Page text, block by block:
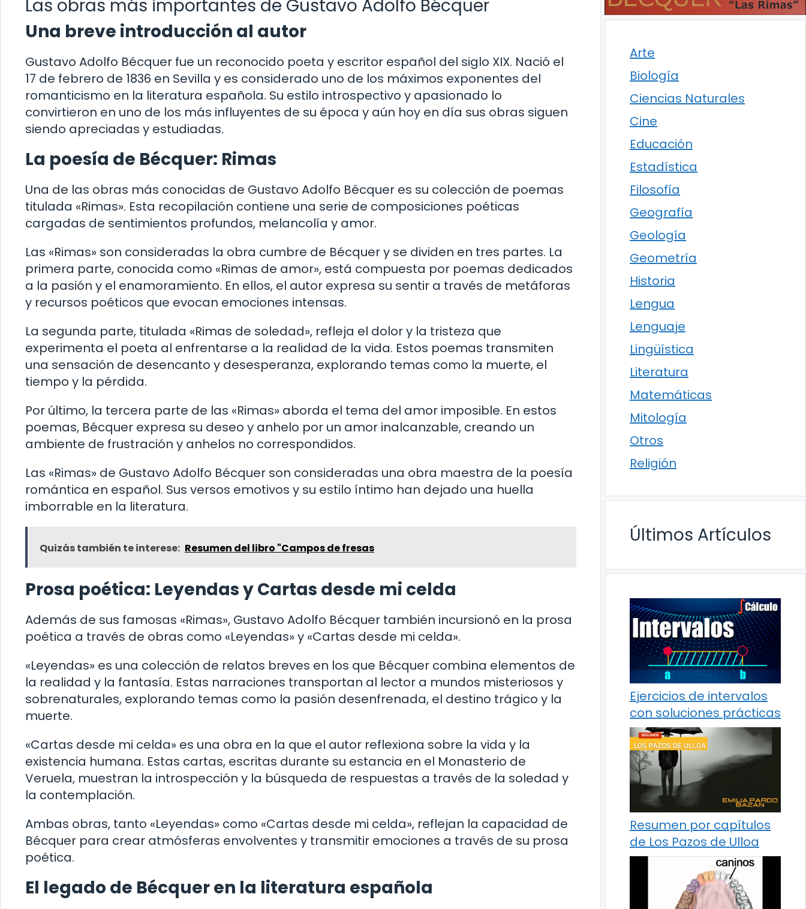
Las obras más importantes de Gustavo Adolfo Bécquer
Una breve introducción al autor
Gustavo Adolfo Bécquer fue un reconocido poeta y escritor español del siglo XIX. Nació el
17 de febrero de 1836 en Sevilla y es considerado uno de los máximos exponentes del
romanticismo en la literatura española. Su estilo introspectivo y apasionado lo
convirtieron en uno de los más influyentes de su época y aún hoy en día sus obras siguen
siendo apreciadas y estudiadas.
La poesía de Bécquer: Rimas
Una de las obras más conocidas de Gustavo Adolfo Bécquer es su colección de poemas
titulada «Rimas». Esta recopilación contiene una serie de composiciones poéticas
cargadas de sentimientos profundos, melancolía y amor.
Las «Rimas» son consideradas la obra cumbre de Bécquer y se dividen en tres partes. La
primera parte, conocida como «Rimas de amor», está compuesta por poemas dedicados
a la pasión y el enamoramiento. En ellos, el autor expresa su sentir a través de metáforas
y recursos poéticos que evocan emociones intensas.
La segunda parte, titulada «Rimas de soledad», refleja el dolor y la tristeza que
experimenta el poeta al enfrentarse a la realidad de la vida. Estos poemas transmiten
una sensación de desencanto y desesperanza, explorando temas como la muerte, el
tiempo y la pérdida.
Por último, la tercera parte de las «Rimas» aborda el tema del amor imposible. En estos
poemas, Bécquer expresa su deseo y anhelo por un amor inalcanzable, creando un
ambiente de frustración y anhelos no correspondidos.
Las «Rimas» de Gustavo Adolfo Bécquer son consideradas una obra maestra de la poesía
romántica en español. Sus versos emotivos y su estilo íntimo han dejado una huella
imborrable en la literatura.
Quizás también te interese: Resumen del libro "Campos de fresas
Prosa poética: Leyendas y Cartas desde mi celda
Además de sus famosas «Rimas», Gustavo Adolfo Bécquer también incursionó en la prosa
poética a través de obras como «Leyendas» y «Cartas desde mi celda».
«Leyendas» es una colección de relatos breves en los que Bécquer combina elementos de
la realidad y la fantasía. Estas narraciones transportan al lector a mundos misteriosos y
sobrenaturales, explorando temas como la pasión desenfrenada, el destino trágico y la
muerte.
«Cartas desde mi celda» es una obra en la que el autor reflexiona sobre la vida y la
existencia humana. Estas cartas, escritas durante su estancia en el Monasterio de
Veruela, muestran la introspección y la búsqueda de respuestas a través de la soledad y
la contemplación.
Ambas obras, tanto «Leyendas» como «Cartas desde mi celda», reflejan la capacidad de
Bécquer para crear atmósferas envolventes y transmitir emociones a través de su prosa
poética.
El legado de Bécquer en la literatura española
Arte
Biología
Ciencias Naturales
Cine
Educación
Estadística
Filosofía
Geografía
Geología
Geometría
Historia
Lengua
Lenguaje
Lingüística
Literatura
Matemáticas
Mitología
Otros
Religión
Últimos Artículos
Ejercicios de intervalos
con soluciones prácticas
Resumen por capítulos
de Los Pazos de Ulloa